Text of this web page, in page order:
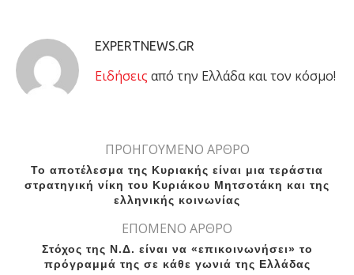
EXPERTNEWS.GR
Eιδήσεις από την Ελλάδα και τον κόσμο!
ΠΡΟΗΓΟΥΜΕΝΟ ΑΡΘΡΟ
Το αποτέλεσμα της Κυριακής είναι μια τεράστια
στρατηγική νίκη του Κυριάκου Μητσοτάκη και της
ελληνικής κοινωνίας
ΕΠΟΜΕΝΟ ΑΡΘΡΟ
Στόχος της Ν.Δ. είναι να «επικοινωνήσει» το
πρόγραμμά της σε κάθε γωνιά της Ελλάδας